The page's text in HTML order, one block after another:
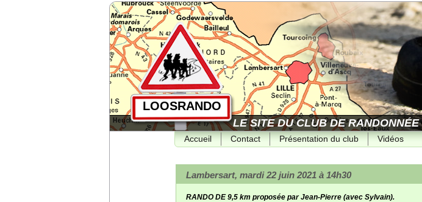
LOOSRANDO
LE SITE DU CLUB DE
Accueil Contact Présentation du club Vidéos
Lambersart, mardi 22 juin 2021 à 14h30
RANDO DE 9,5 km proposée par Jean-Pierre (avec Sylvain).